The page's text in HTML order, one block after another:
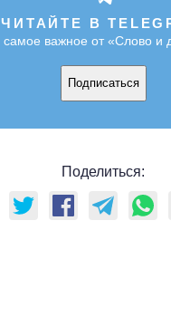
ЧИТАЙТЕ В
самое важное от «Слово и
Подписаться
Поделиться: